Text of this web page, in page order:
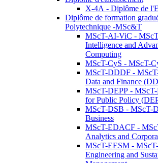
X-4A - Diplôme de
Diplôme de formation
Polytechnique -MSc&T
MScT-AI-ViC -
Intelligence and
Computing
MScT-CyS - MScT-
MScT-DDDF -
Data and Finance
MScT-DEPP -
for Public Policy
MScT-DSB - MScT-
Business
MScT-EDACF -
Analytics and
MScT-EESM -
Engineering and